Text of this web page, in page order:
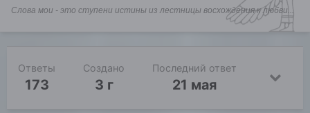
Слова мои - это ступени истины из лестницы восхождения к любви...
Ответы
173
Создано
3 г
Последний ответ
21 мая